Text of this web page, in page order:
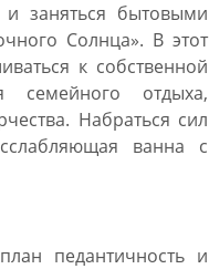
заняться бытовыми
Солнца». В этот
к собственной
семейного отдыха,
Набраться сил
ванна с
педантичность и